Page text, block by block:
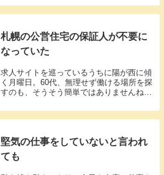
札幌の公営住宅の保証人が不要に
なっていた
求人サイトを巡っているうちに陽が西に傾
く月曜日。60代、無理せず働ける場所を探
すのも、そうそう簡単ではありませんね。
堅気の仕事をしていないと言われ
ても